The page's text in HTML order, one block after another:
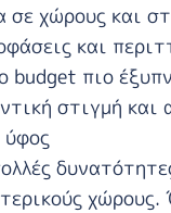
σε χώρους και
και
budget πιο
στιγμή και
ύφος